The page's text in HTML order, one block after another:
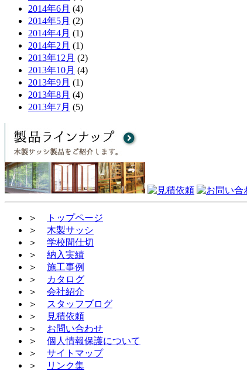
2014年6月 (4)
2014年5月 (2)
2014年4月 (1)
2014年2月 (1)
2013年12月 (2)
2013年10月 (4)
2013年9月 (1)
2013年8月 (4)
2013年7月 (5)
＞
トップページ
＞ 木製サッシ
＞ 学校間仕切
＞ 納入実績
＞ 施工事例
＞
カタログ
＞ 会社紹介
＞
スタッフブログ
＞
見積依頼
＞ お問い合わせ
＞ 個人情報保護について
＞ サイトマップ
＞
リンク集